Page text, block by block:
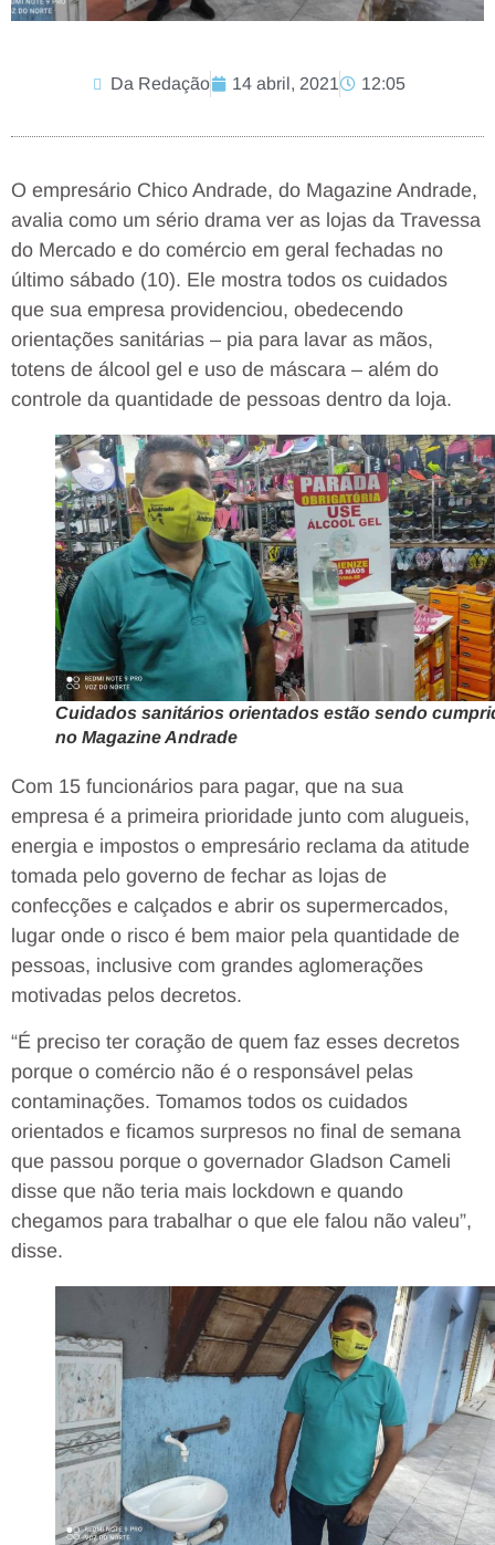
Da Redação 14 abril, 2021 12:05
O empresário Chico Andrade, do Magazine Andrade,
avalia como um sério drama ver as lojas da Travessa
do Mercado e do comércio em geral fechadas no
último sábado (10). Ele mostra todos os cuidados
que sua empresa providenciou, obedecendo
orientações sanitárias – pia para lavar as mãos,
totens de álcool gel e uso de máscara – além do
controle da quantidade de pessoas dentro da loja.
Cuidados sanitários orientados estão sendo
no Magazine Andrade
Com 15 funcionários para pagar, que na sua
empresa é a primeira prioridade junto com alugueis,
energia e impostos o empresário reclama da atitude
tomada pelo governo de fechar as lojas de
confecções e calçados e abrir os supermercados,
lugar onde o risco é bem maior pela quantidade de
pessoas, inclusive com grandes aglomerações
motivadas pelos decretos.
“É preciso ter coração de quem faz esses decretos
porque o comércio não é o responsável pelas
contaminações. Tomamos todos os cuidados
orientados e ficamos surpresos no final de semana
que passou porque o governador Gladson Cameli
disse que não teria mais lockdown e quando
chegamos para trabalhar o que ele falou não valeu”,
disse.